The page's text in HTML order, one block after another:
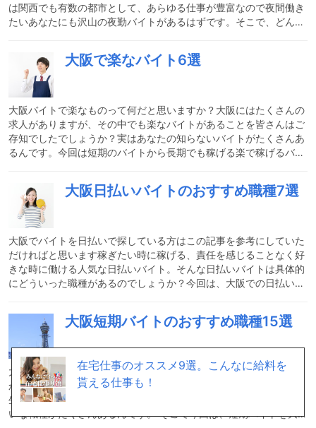
は関西でも有数の都市として、あらゆる仕事が豊富なので夜間働き
たいあなたにも沢山の夜勤バイトがあるはずです。そこで、どんな
も公開しちゃいます。おすすめ理由もわかるから、自分に合った職
種を探しやすいはず！これを読んでぴったりの夜勤バイトを見つけ
ましょう！Wワークにおすすめ！大阪夜勤バイト日中は正社員とし
て仕事をしながら、日中は他のバイトをメインで入りながらそれで
ももう少し稼ぎたい人にとっては夜勤バイトは嬉しい限りです。実
大阪で楽なバイト6選
大阪バイトで楽なものって何だと思いますか？大阪にはたくさんの
求人がありますが、その中でも楽なバイトがあることを皆さんはご
存知でしたでしょうか？実はあなたの知らないバイトがたくさんあ
るんです。今回は短期のバイトから長期でも稼げる楽で稼げるバイ
おさえておきましょう。大阪バイトで楽な職種とその理由大阪のバ
イトには実は楽なバイトがたくさんあります。大阪といえば接客業
の仕事が多いイメージですが、実はそれよりも時給が高くて簡単に
稼げるバイトがあるんです。セルフサービスのガソリンスタンド店
員セルフサービスのガソリンスタンドの仕事は監視がメインです。
大阪日払いバイトのおすすめ職種7選
大阪でバイトを日払いで探している方はこの記事を参考にしていた
だければと思います稼ぎたい時に稼げる、責任を感じることなく好
きな時に働ける人気な日払いバイト。そんな日払いバイトは具体的
にどういった職種があるのでしょうか？今回は、大阪での日払いバ
でご覧ください。日払いバイトの特徴は？継続して入るバイトと違
い、日払いバイトは稼ぎたい時にすぐに稼ぐことができます。履歴
書もいらないので、登録しておけばいちいち面接を行うこともあり
ません。登録しておけばバイトの情報が来るので、自分のタイミン
グで働くことができます。日払いなので色んなバイトを経験するこ
大阪短期バイトのおすすめ職種15選
大阪でバイトを短期でやるならどんな職種がおすすめなのでしょう
か？ バイト未経験でもOKなところが多い短期バイトは、とくに学
生さんにおすすめで、春休みや夏休みなどの長期休暇にはもってこ
いな職種がたくさんあるんです。 そこで今回は、短期バイトを大阪
在宅仕事のオススメ9選。こんなに給料を
貰える仕事も！